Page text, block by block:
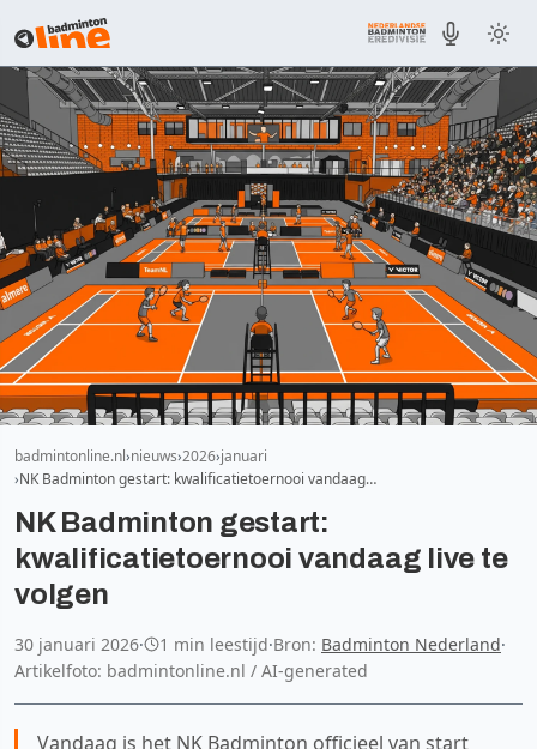
badmintonline.nl nieuws 2026 januari
NK Badminton gestart: kwalificatietoernooi vandaag…
NK Badminton gestart:
kwalificatietoernooi vandaag live te
volgen
30 januari 2026· 1 min leestijd·Bron: Badminton Nederland·
Artikelfoto: badmintonline.nl / AI-generated
Vandaag is het NK Badminton officieel van start